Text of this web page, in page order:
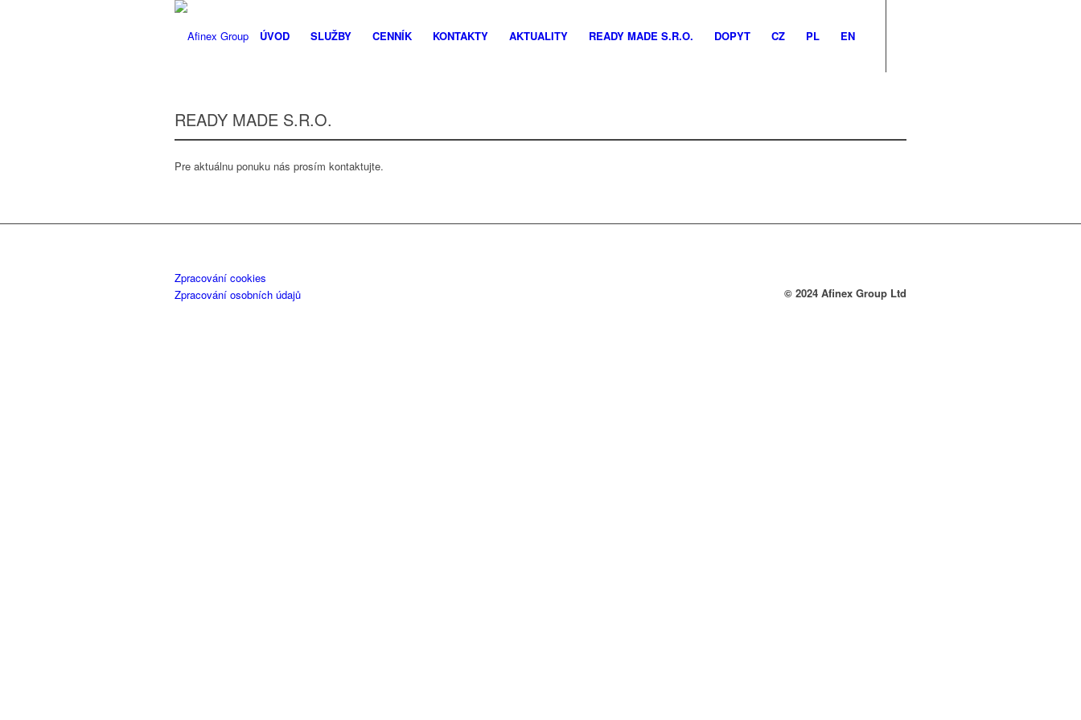
ÚVOD SLUŽBY CENNÍK KONTAKTY AKTUALITY READY MADE S.R.O. DOPYT CZ PL EN
READY MADE S.R.O.
Pre aktuálnu ponuku nás prosím kontaktujte.
Zpracování cookies
Zpracování osobních údajů
© 2024 Afinex Group Ltd